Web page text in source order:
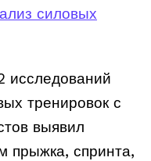
силовых
исследований
тренировок с
выявил
прыжка, спринта,